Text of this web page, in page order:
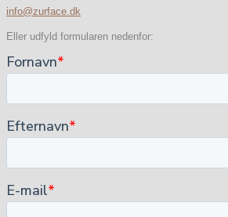
info@zurface.dk
Eller udfyld formularen nedenfor: